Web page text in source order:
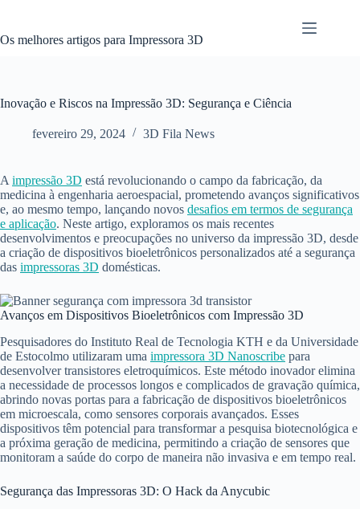
o
Os melhores artigos para Impressora 3D
Inovação e Riscos na Impressão 3D: Segurança e Ciência
fevereiro 29, 2024 3D Fila News
A impressão 3D está revolucionando o campo da fabricação, da
medicina à engenharia aeroespacial, prometendo avanços significativos
e, ao mesmo tempo, lançando novos desafios em termos de segurança
e aplicação. Neste artigo, exploramos os mais recentes
desenvolvimentos e preocupações no universo da impressão 3D, desde
a criação de dispositivos bioeletrônicos personalizados até a segurança
das impressoras 3D domésticas.
Avanços em Dispositivos Bioeletrônicos com Impressão 3D
Pesquisadores do Instituto Real de Tecnologia KTH e da Universidade
de Estocolmo utilizaram uma impressora 3D Nanoscribe para
desenvolver transistores eletroquímicos. Este método inovador elimina
a necessidade de processos longos e complicados de gravação química,
abrindo novas portas para a fabricação de dispositivos bioeletrônicos
em microescala, como sensores corporais avançados. Esses
dispositivos têm potencial para transformar a pesquisa biotecnológica e
a próxima geração de medicina, permitindo a criação de sensores que
monitoram a saúde do corpo de maneira não invasiva e em tempo real.
Segurança das Impressoras 3D: O Hack da Anycubic